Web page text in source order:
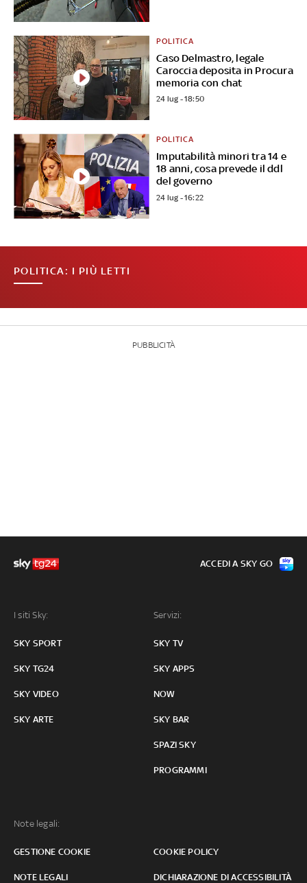
Caso Delmastro, legale
Caroccia deposita in Procura
memoria con chat
POLITICA
24 lug - 18:50
Imputabilità minori tra 14 e
18 anni, cosa prevede il ddl
del governo
POLITICA
24 lug - 16:22
POLITICA: I PIÙ LETTI
PUBBLICITÀ
I siti Sky:
SKY SPORT
SKY TG24
SKY VIDEO
SKY ARTE
Servizi:
SKY TV
SKY APPS
NOW
SKY BAR
SPAZI SKY
PROGRAMMI
Note legali:
GESTIONE COOKIE COOKIE POLICY
NOTE LEGALI DICHIARAZIONE DI ACCESSIBILITÀ
ACCEDI A SKY GO